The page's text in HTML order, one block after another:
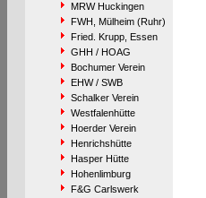
MRW Huckingen
FWH, Mülheim (Ruhr)
Fried. Krupp, Essen
GHH / HOAG
Bochumer Verein
EHW / SWB
Schalker Verein
Westfalenhütte
Hoerder Verein
Henrichshütte
Hasper Hütte
Hohenlimburg
F&G Carlswerk